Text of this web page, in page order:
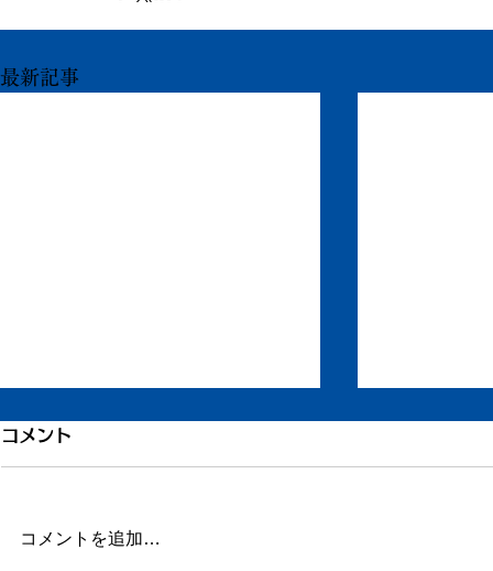
最新記事
コメント
コメントを追加…